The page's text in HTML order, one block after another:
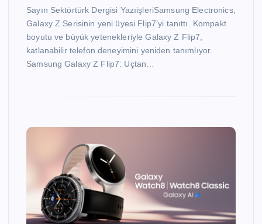
Sayın Sektörtürk Dergisi YazıişleriSamsung Electronics,
Galaxy Z Serisinin yeni üyesi Flip7’yi tanıttı. Kompakt
boyutu ve büyük yetenekleriyle Galaxy Z Flip7,
katlanabilir telefon deneyimini yeniden tanımlıyor.
Samsung Galaxy Z Flip7: Uçtan…